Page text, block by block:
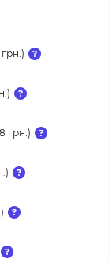
грн.)